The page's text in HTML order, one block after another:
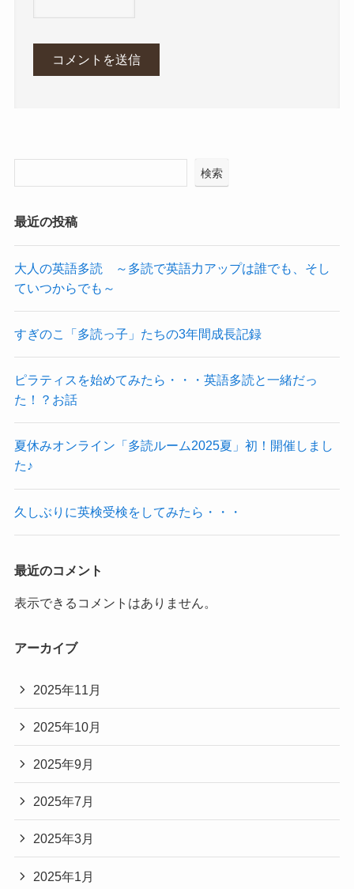
検索
最近の投稿
大人の英語多読 ～多読で英語力アップは誰でも、そし
ていつからでも～
すぎのこ「多読っ子」たちの3年間成長記録
ピラティスを始めてみたら・・・英語多読と一緒だっ
た！？お話
夏休みオンライン「多読ルーム2025夏」初！開催しまし
た♪
久しぶりに英検受検をしてみたら・・・
最近のコメント
表示できるコメントはありません。
アーカイブ
2025年11月
2025年10月
2025年9月
2025年7月
2025年3月
2025年1月